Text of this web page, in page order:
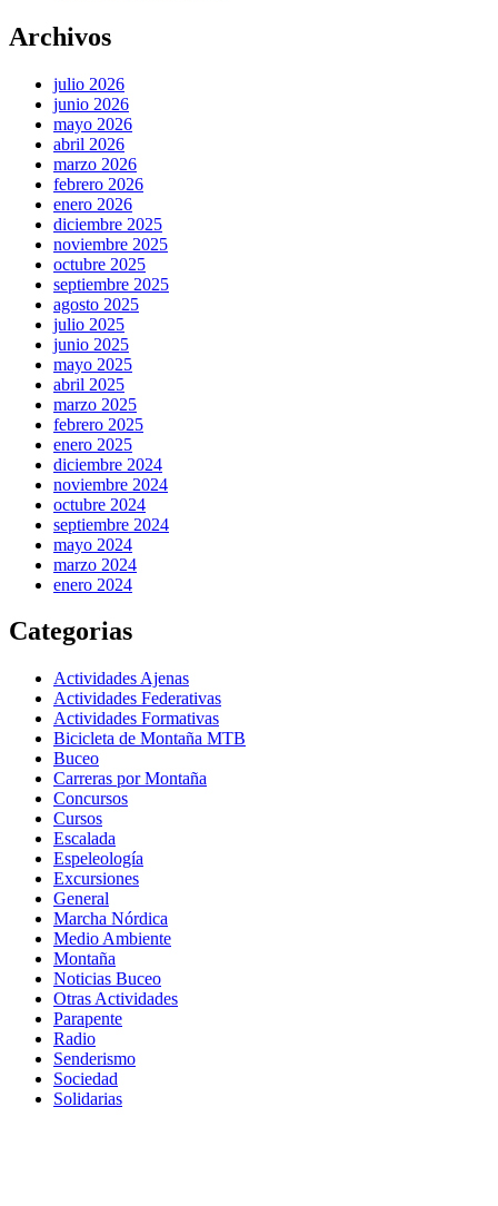
Archivos
julio 2026
junio 2026
mayo 2026
abril 2026
marzo 2026
febrero 2026
enero 2026
diciembre 2025
noviembre 2025
octubre 2025
septiembre 2025
agosto 2025
julio 2025
junio 2025
mayo 2025
abril 2025
marzo 2025
febrero 2025
enero 2025
diciembre 2024
noviembre 2024
octubre 2024
septiembre 2024
mayo 2024
marzo 2024
enero 2024
Categorias
Actividades Ajenas
Actividades Federativas
Actividades Formativas
Bicicleta de Montaña MTB
Buceo
Carreras por Montaña
Concursos
Cursos
Escalada
Espeleología
Excursiones
General
Marcha Nórdica
Medio Ambiente
Montaña
Noticias Buceo
Otras Actividades
Parapente
Radio
Senderismo
Sociedad
Solidarias